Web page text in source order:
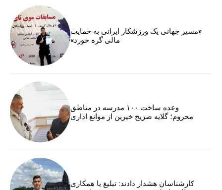
«مسیر جهانی یک ورزشکار ایرانی به حمایت
مالی گره خورد»
وعده ساخت ۱۰۰ مدرسه در مناطق
محروم؛ گلایه صریح خیرین از موانع اداری
کارشناسان هشدار دادند: تبلیغ یا همکاری